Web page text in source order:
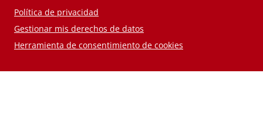
Política de privacidad
Gestionar mis derechos de datos
Herramienta de consentimiento de cookies